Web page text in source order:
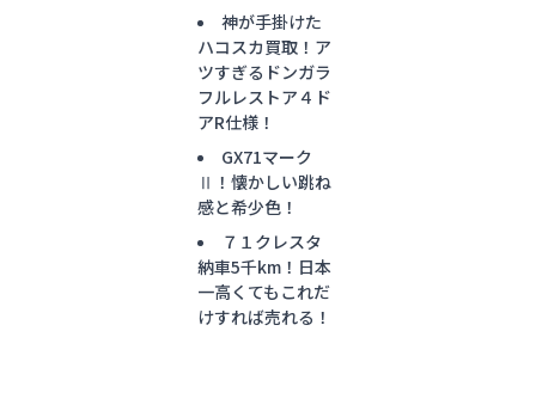
神が手掛けた
ハコスカ買取！ア
ツすぎるドンガラ
フルレストア４ド
アR仕様！
GX71マーク
Ⅱ！懐かしい跳ね
感と希少色！
７１クレスタ
納車5千km！日本
一高くてもこれだ
けすれば売れる！